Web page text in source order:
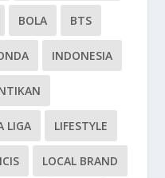
BOLA BTS
INDONESIA
LIGA LIFESTYLE
LOCAL BRAND